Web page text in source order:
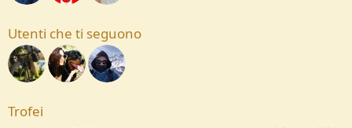
Utenti che ti seguono
Trofei